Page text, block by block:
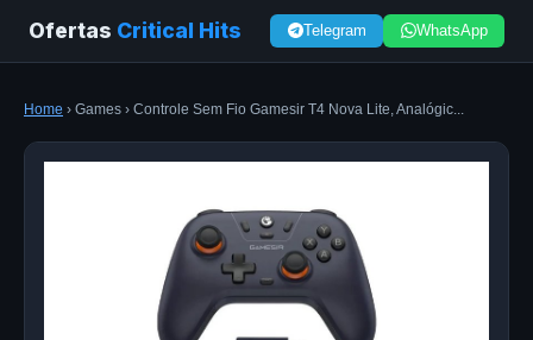
Ofertas Critical Hits Telegram WhatsApp
Home › Games › Controle Sem Fio Gamesir T4 Nova Lite, Analógic...